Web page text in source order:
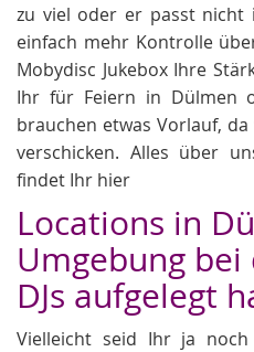
zu viel oder er passt nicht
einfach mehr Kontrolle
Mobydisc Jukebox Ihre
Ihr für Feiern in Dülmen
brauchen etwas Vorlauf,
verschicken. Alles über
findet Ihr hier
Locations in
Umgebung
DJs aufgelegt
Vielleicht seid Ihr ja